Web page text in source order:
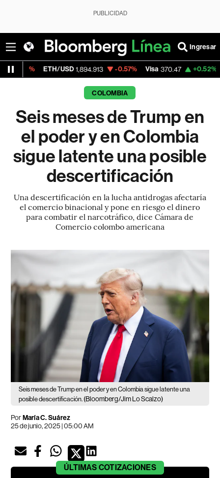
PUBLICIDAD
Ingresar
1,894.913 -0.57% Visa 370.47 +0.52%
COLOMBIA
Seis meses de Trump en
el poder y en Colombia
sigue latente una posible
descertificación
Una descertificación en la lucha antidrogas afectaría
el comercio binacional y pone en riesgo el dinero
para combatir el narcotráfico, dice Cámara de
Comercio colombo americana
Seis meses de Trump en el poder y en Colombia sigue latente una
posible descertificación. (Bloomberg/Jim Lo Scalzo)
PorMaría C. Suárez
25 de junio, 2025 | 05:00 AM
ÚLTIMAS COTIZACIONES